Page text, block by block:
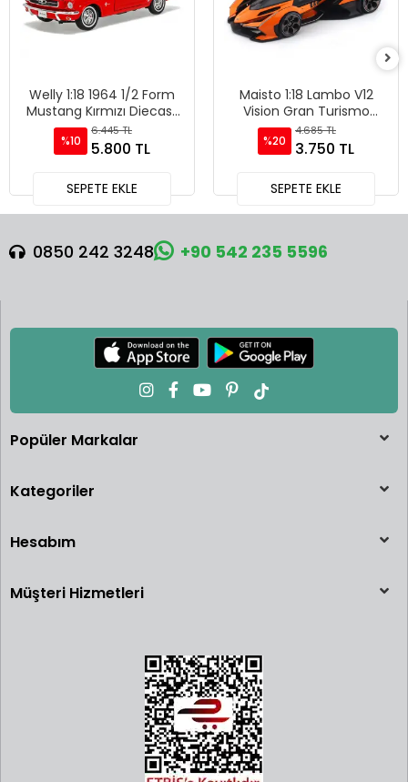
Welly 1:18 1964 1/2 Form
Mustang Kırmızı Diecast
Model Araba - 12519H-W
%10
6.445 TL
5.800 TL
SEPETE EKLE
Maisto 1:18 Lambo V12
Vision Gran Turismo
Diecast Model Araba
Turuncu - 36454
%20
4.685 TL
3.750 TL
SEPETE EKLE
0850 242 3248 +90 542 235 5596
Popüler Markalar
Kategoriler
Hesabım
Müşteri Hizmetleri